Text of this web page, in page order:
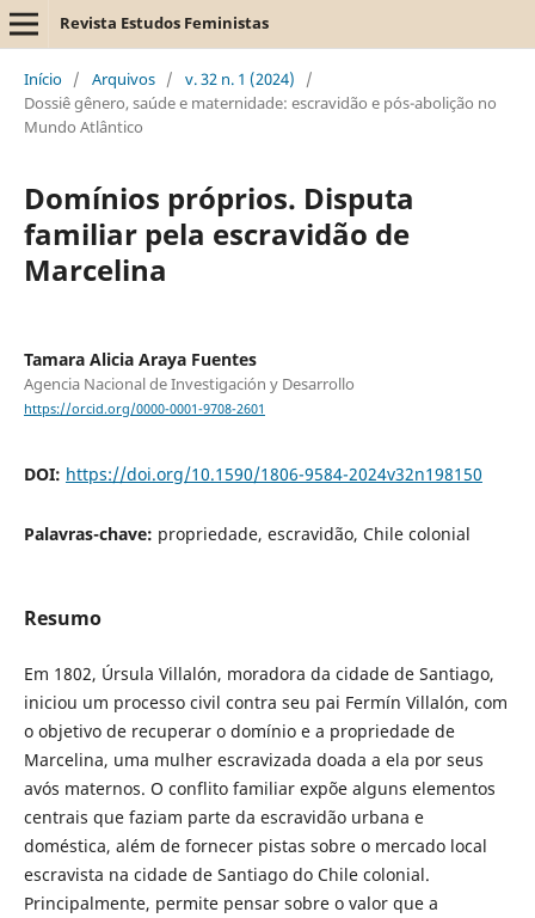
Revista Estudos Feministas
Início / Arquivos / v. 32 n. 1 (2024)
/
Dossiê gênero, saúde e maternidade: escravidão e pós-abolição no
Mundo Atlântico
Domínios próprios. Disputa
familiar pela escravidão de
Marcelina
Tamara Alicia Araya Fuentes
Agencia Nacional de Investigación y Desarrollo
https://orcid.org/0000-0001-9708-2601
DOI: https://doi.org/10.1590/1806-9584-2024v32n198150
Palavras-chave: propriedade, escravidão, Chile colonial
Resumo
Em 1802, Úrsula Villalón, moradora da cidade de Santiago,
iniciou um processo civil contra seu pai Fermín Villalón, com
o objetivo de recuperar o domínio e a propriedade de
Marcelina, uma mulher escravizada doada a ela por seus
avós maternos. O conflito familiar expõe alguns elementos
centrais que faziam parte da escravidão urbana e
doméstica, além de fornecer pistas sobre o mercado local
escravista na cidade de Santiago do Chile colonial.
Principalmente, permite pensar sobre o valor que a